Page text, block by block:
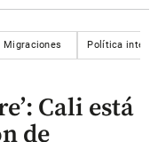
Migraciones Política
Cali está
de